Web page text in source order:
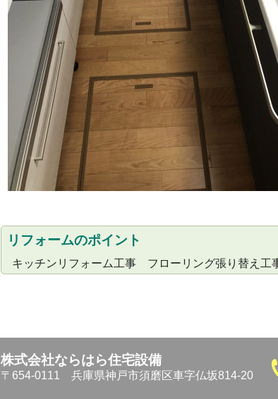
リフォームのポイント
キッチンリフォーム工事 フローリング張り替え
株式会社ならはら住宅設備
〒654-0111 兵庫県神戸市須磨区車字仏坂814-20